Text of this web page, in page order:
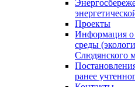
Проекты
Информация
среды
Слюдянского
ранее